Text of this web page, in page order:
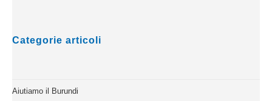
Categorie articoli
Aiutiamo il Burundi